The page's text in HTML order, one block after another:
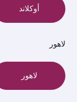
أوكلاند
لاهور
لاهور